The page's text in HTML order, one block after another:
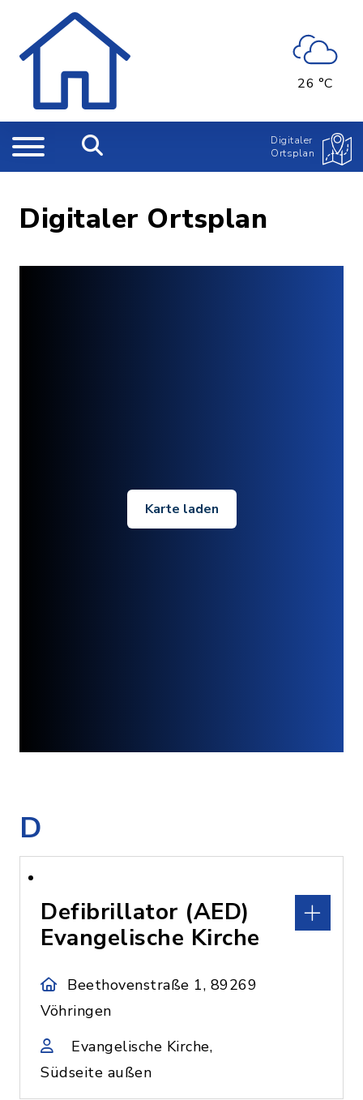
26 °C
Digitaler
Ortsplan
Digitaler Ortsplan
Karte laden
D
Defibrillator (AED)
Evangelische Kirche
Beethovenstraße 1, 89269
Vöhringen
Evangelische Kirche,
Südseite außen